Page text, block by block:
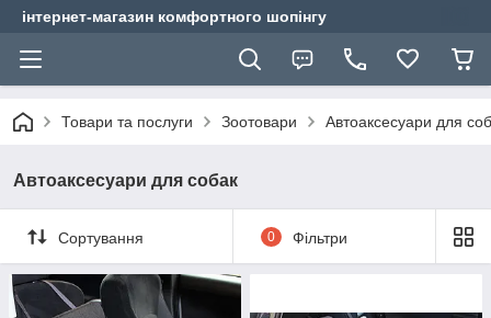
інтернет-магазин комфортного шопінгу
Товари та послуги Зоотовари Автоаксесуари для
Автоаксесуари для собак
Сортування 0 Фільтри